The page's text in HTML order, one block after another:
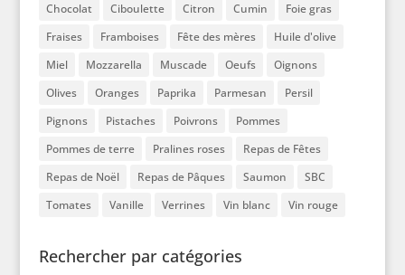
Chocolat Ciboulette Citron Cumin
Foie gras
Fraises
Framboises Fête des mères
Huile d'olive
Miel
Mozzarella Muscade Oeufs
Oignons
Olives
Oranges Paprika Parmesan
Persil
Pignons
Pistaches Poivrons
Pommes
Pommes de terre
Pralines roses
Repas de Fêtes
Repas de Noël
Repas de Pâques Saumon
SBC
Tomates
Vanille Verrines Vin blanc Vin rouge
Rechercher par catégories